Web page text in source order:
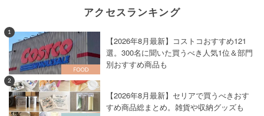
アクセスランキング
1
【2026年8月最新】コストコおすすめ121
選。300名に聞いた買うべき人気1位＆部門
別おすすめ商品も
2
【2026年8月最新】セリアで買うべきおす
すめ商品総まとめ。雑貨や収納グッズも